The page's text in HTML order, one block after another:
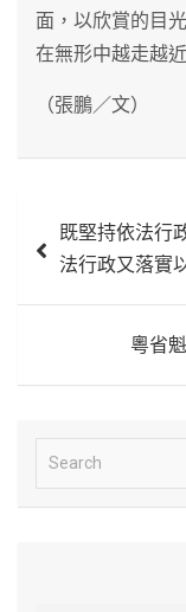
面，以欣賞的目
在無形中越走越
（張鵬／文）
章
既堅持依法行
法行政又落實
粵省
e